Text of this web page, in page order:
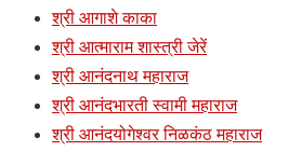
श्री आगाशे काका
श्री आत्माराम शास्त्री जेरें
श्री आनंदनाथ महाराज
श्री आनंदभारती स्वामी महाराज
श्री आनंदयोगेश्वर निळकंठ महाराज